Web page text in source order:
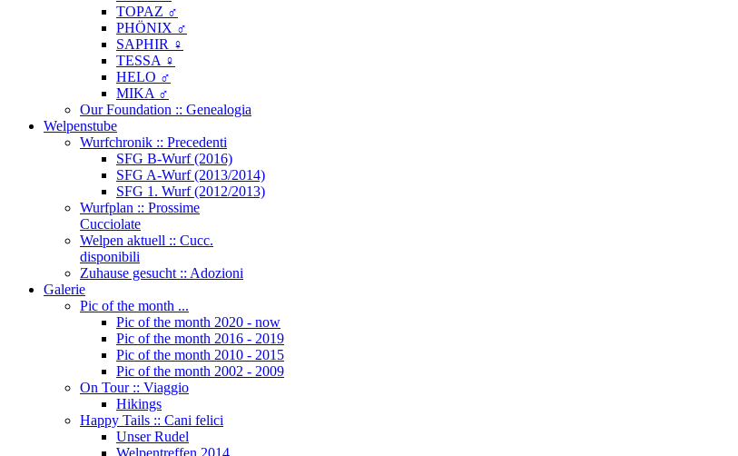
TOPAZ ♂
PHÖNIX ♂
SAPHIR ♀
TESSA ♀
HELO ♂
MIKA ♂
Our Foundation :: Genealogia
Welpenstube
Wurfchronik :: Precedenti
SFG B-Wurf (2016)
SFG A-Wurf (2013/2014)
SFG 1. Wurf (2012/2013)
Wurfplan :: Prossime
Cucciolate
Welpen aktuell :: Cucc.
disponibili
Zuhause gesucht :: Adozioni
Galerie
Pic of the month ...
Pic of the month 2020 - now
Pic of the month 2016 - 2019
Pic of the month 2010 - 2015
Pic of the month 2002 - 2009
On Tour :: Viaggio
Hikings
Happy Tails :: Cani felici
Unser Rudel
Welpentreffen 2014